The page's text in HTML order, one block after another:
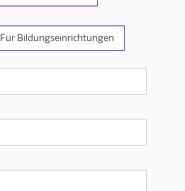
Für Bildungseinrichtungen